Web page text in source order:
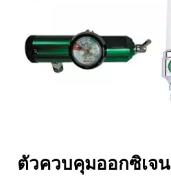
ตัวควบคุมออกซิเจน